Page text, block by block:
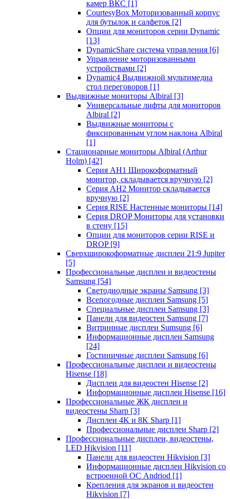
камер ВКС [1]
CourtesyBox Моторизованный корпус
для бутылок и салфеток [2]
Опции для мониторов серии Dynamic
[13]
DynamicShare система управления [6]
Управление моторизованными
устройствами [2]
Dynamic4 Выдвижной мультимедиа
стол переговоров [1]
Выдвижные мониторы Albiral [3]
Универсальные лифты для мониторов
Albiral [2]
Выдвижные мониторы с
фиксированным углом наклона Albiral
[1]
Стационарные мониторы Albiral (Arthur
Holm) [42]
Серия AH1 Широкоформатный
монитор, складывается вручную [2]
Серия AH2 Монитор складывается
вручную [2]
Серия RISE Настенные мониторы [14]
Серия DROP Мониторы для установки
в стену [15]
Опции для мониторов серии RISE и
DROP [9]
Сверхширокоформатные дисплеи 21:9 Jupiter
[5]
Профессиональные дисплеи и видеостены
Samsung [54]
Светодиодные экраны Samsung [3]
Всепогодные дисплеи Samsung [5]
Специальные дисплеи Samsung [3]
Панели для видеостен Samsung [7]
Витринные дисплеи Sumsung [6]
Информационные дисплеи Samsung
[24]
Гостиничные дисплеи Samsung [6]
Профессиональные дисплеи и видеостены
Hisense [18]
Дисплеи для видеостен Hisense [2]
Информационные дисплеи Hisense [16]
Профессиональные ЖК дисплеи и
видеостены Sharp [3]
Дисплеи 4K и 8K Sharp [1]
Профессиональные дисплеи Sharp [2]
Профессиональные дисплеи, видеостены,
LED Hikvision [11]
Панели для видеостен Hikvision [3]
Информационные дисплеи Hikvision со
встроенной ОС Andriod [1]
Крепления для экранов и видеостен
Hikvision [7]